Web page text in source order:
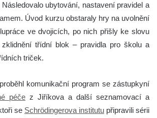
ubytování, nastavení pravidel a
Úvod kurzu obstaraly hry na uvolnění
ve dvojicích, po nich přišly ke slovu
třídní blok – pravidla pro školu a
triček.
komunikační program se zástupkyní
péče z Jiříkova a další seznamovací a
se Schrödingerova institutu připravili sérii